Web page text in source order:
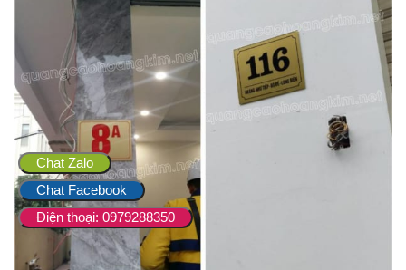
Chat Zalo
Chat Facebook
Điện thoại: 0979288350